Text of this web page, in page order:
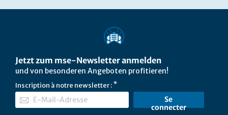
Jetzt zum mse-Newsletter anmelden
und von besonderen Angeboten profitieren!
Inscription à notre newsletter :
Se
connecter